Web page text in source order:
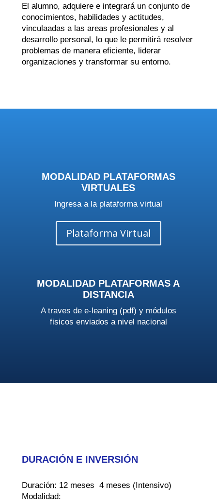
El alumno, adquiere e integrará un conjunto de
conocimientos, habilidades y actitudes,
vinculaadas a las areas profesionales y al
desarrollo personal, lo que le permitirá resolver
problemas de manera eficiente, liderar
organizaciones y transformar su entorno.
MODALIDAD PLATAFORMAS
VIRTUALES
Ingresa a la plataforma virtual
Plataforma Virtual
MODALIDAD PLATAFORMAS A
DISTANCIA
A traves de e-leaning (pdf) y módulos
fisicos enviados a nivel nacional
DURACIÓN E INVERSIÓN
Duración: 12 meses 4 meses (Intensivo)
Modalidad: